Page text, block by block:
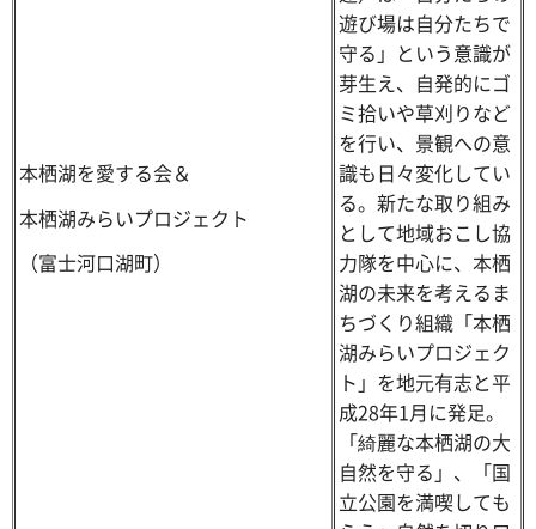
本栖湖を愛する会＆
本栖湖みらいプロジェクト
（富士河口湖町）
遊び場は自分たちで
守る」という意識が
芽生え、自発的にゴ
ミ拾いや草刈りなど
を行い、景観への意
識も日々変化してい
る。新たな取り組み
として地域おこし協
力隊を中心に、本栖
湖の未来を考えるま
ちづくり組織「本栖
湖みらいプロジェク
ト」を地元有志と平
成28年1月に発足。
「綺麗な本栖湖の大
自然を守る」、「国
立公園を満喫しても